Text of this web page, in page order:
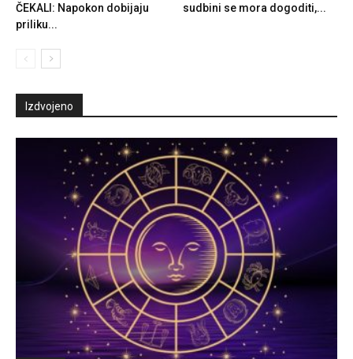
ČEKALI: Napokon dobijaju
priliku...
sudbini se mora dogoditi,...
Izdvojeno